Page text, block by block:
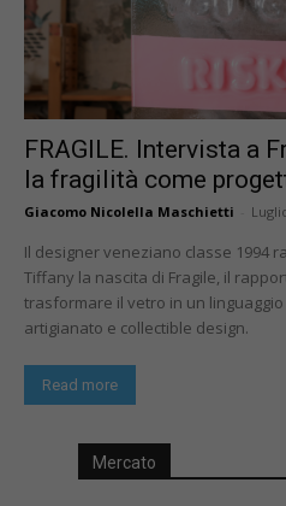
FRAGILE. Intervista a
la fragilità come
Giacomo Nicolella Maschietti
Il designer veneziano classe 1994
Tiffany la nascita di Fragile, il
trasformare il vetro in un
artigianato e collectible design.
Read more
Mercato